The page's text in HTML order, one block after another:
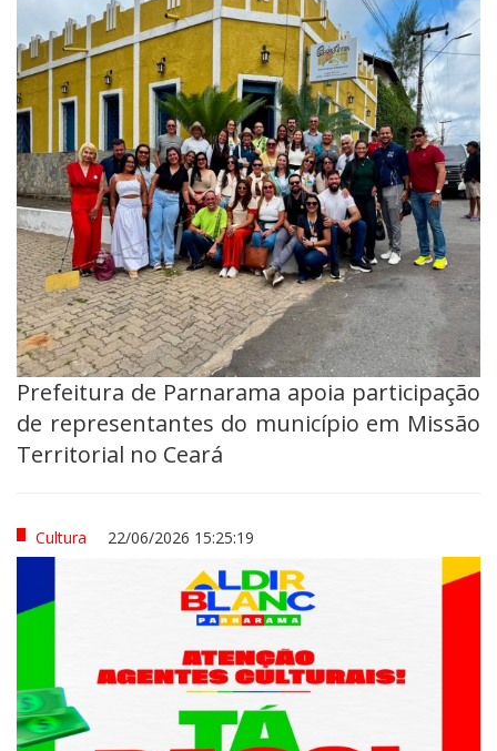
Prefeitura de Parnarama apoia participação
de representantes do município em Missão
Territorial no Ceará
Cultura 22/06/2026 15:25:19